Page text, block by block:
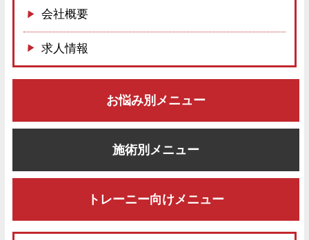
会社概要
求人情報
お悩み別メニュー
施術別メニュー
トレーニー向けメニュー